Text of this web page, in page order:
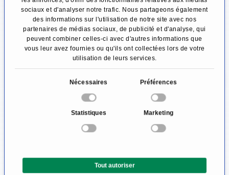
sociaux et d'analyser notre trafic. Nous partageons également
des informations sur l'utilisation de notre site avec nos
partenaires de médias sociaux, de publicité et d'analyse, qui
peuvent combiner celles-ci avec d'autres informations que
vous leur avez fournies ou qu'ils ont collectées lors de votre
utilisation de leurs services.
Nécessaires Préférences
Statistiques Marketing
Tout autoriser
repos (sténoses trachéales plus graves).
Comment traiter une sténose
trachéale?
Les sténoses trachéales légères, qui ne
provoquent pas ou peu de symptômes chez
les patients, ne nécessitent généralement pas
de traitement et doivent simplement être
voire dangereuses pour les patients. Dans de